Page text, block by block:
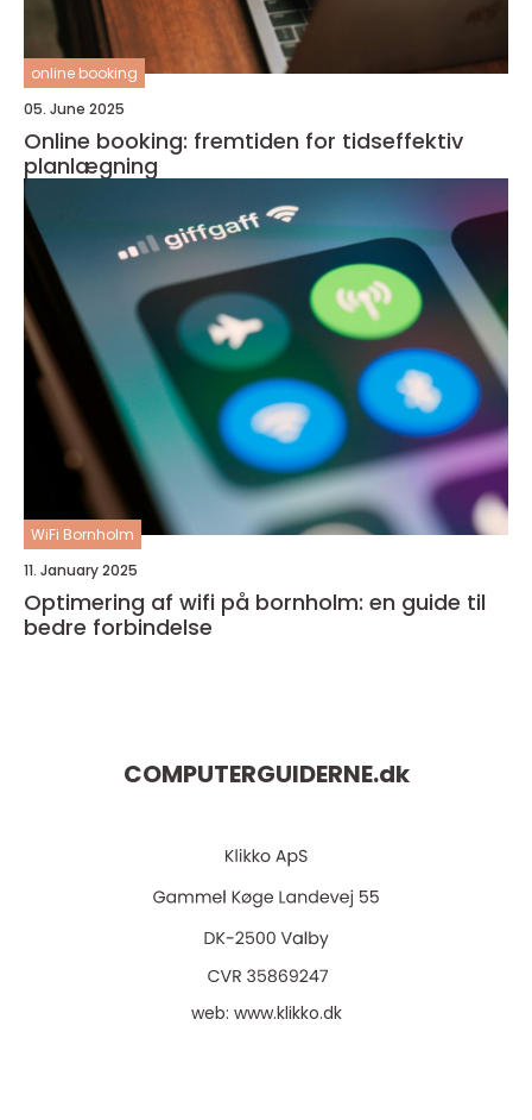
online booking
05. June 2025
Online booking: fremtiden for tidseffektiv
planlægning
WiFi Bornholm
11. January 2025
Optimering af wifi på bornholm: en guide til
bedre forbindelse
COMPUTERGUIDERNE.dk
web: www.klikko.dk